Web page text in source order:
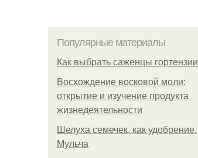
Популярные материалы
Как выбрать саженцы гортензии
Восхождение восковой моли:
открытие и изучение продукта
жизнедеятельности
Шелуха семечек, как удобрение.
Мульча